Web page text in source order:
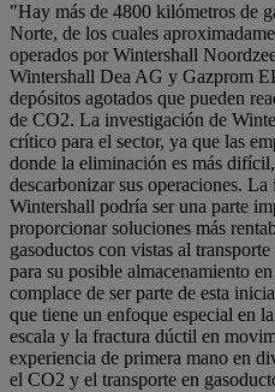
"Hay más de 4800 kilómetros de
Norte, de los cuales
operados por Wintershall
Wintershall Dea AG y Gazprom
depósitos agotados que pueden
de CO2. La investigación de
crítico para el sector, ya que las
donde la eliminación es más
descarbonizar sus operaciones.
Wintershall podría ser una parte
proporcionar soluciones más
gasoductos con vistas al
para su posible almacenamiento
complace de ser parte de esta
que tiene un enfoque especial en
escala y la fractura dúctil en
experiencia de primera mano en
el CO2 y el transporte en